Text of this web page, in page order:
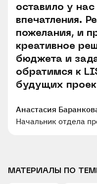
оставило у
впечатления.
пожелания, и
креативное
бюджета и
обратимся к
будущих
Анастасия
Начальник отдела
МАТЕРИАЛЫ ПО